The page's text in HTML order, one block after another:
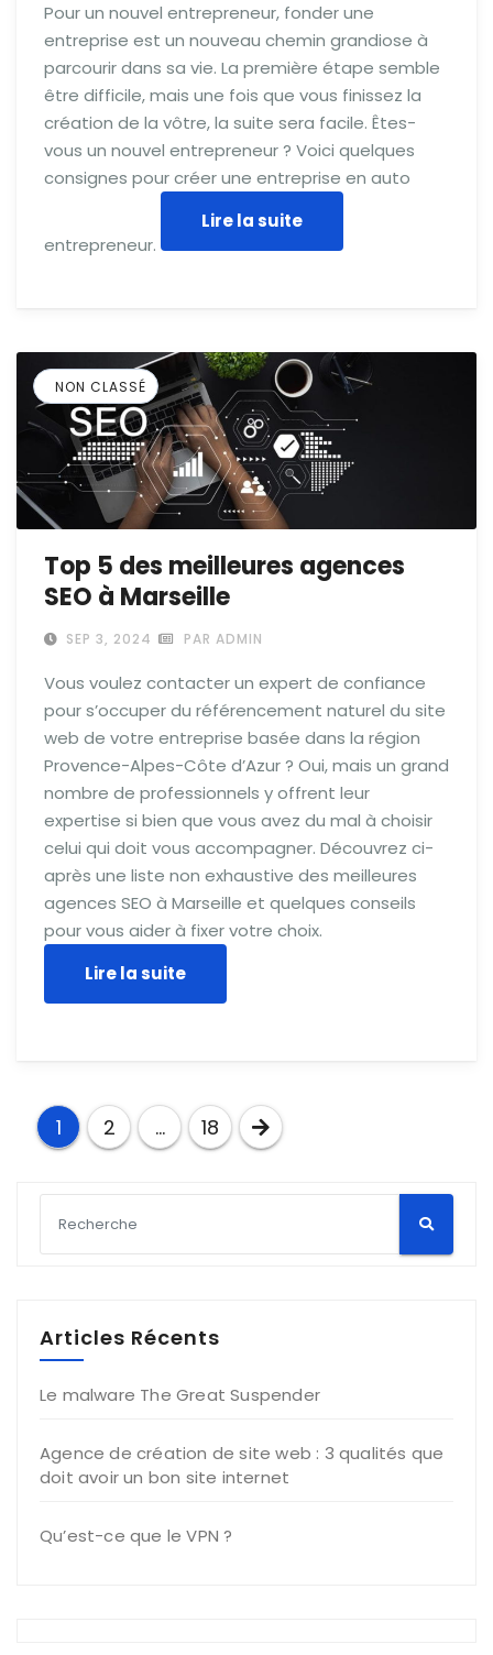
Pour un nouvel entrepreneur, fonder une
entreprise est un nouveau chemin grandiose à
parcourir dans sa vie. La première étape semble
être difficile, mais une fois que vous finissez la
création de la vôtre, la suite sera facile. Êtes-
vous un nouvel entrepreneur ? Voici quelques
consignes pour créer une entreprise en auto
entrepreneur.
Lire la suite
NON CLASSÉ
Top 5 des meilleures agences
SEO à Marseille
SEP 3, 2024 PAR ADMIN
Vous voulez contacter un expert de confiance
pour s’occuper du référencement naturel du site
web de votre entreprise basée dans la région
Provence-Alpes-Côte d’Azur ? Oui, mais un grand
nombre de professionnels y offrent leur
expertise si bien que vous avez du mal à choisir
celui qui doit vous accompagner. Découvrez ci-
après une liste non exhaustive des meilleures
agences SEO à Marseille et quelques conseils
pour vous aider à fixer votre choix.
Lire la suite
Pagination
publications
1 2 … 18
Articles Récents
Le malware The Great Suspender
Agence de création de site web : 3 qualités que
doit avoir un bon site internet
Qu’est-ce que le VPN ?